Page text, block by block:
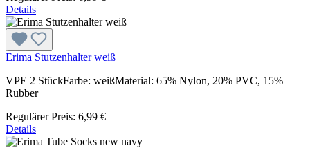
Details
Erima Stutzenhalter weiß
VPE 2 StückFarbe: weißMaterial: 65% Nylon, 20% PVC, 15%
Rubber
Regulärer Preis: 6,99 €
Details